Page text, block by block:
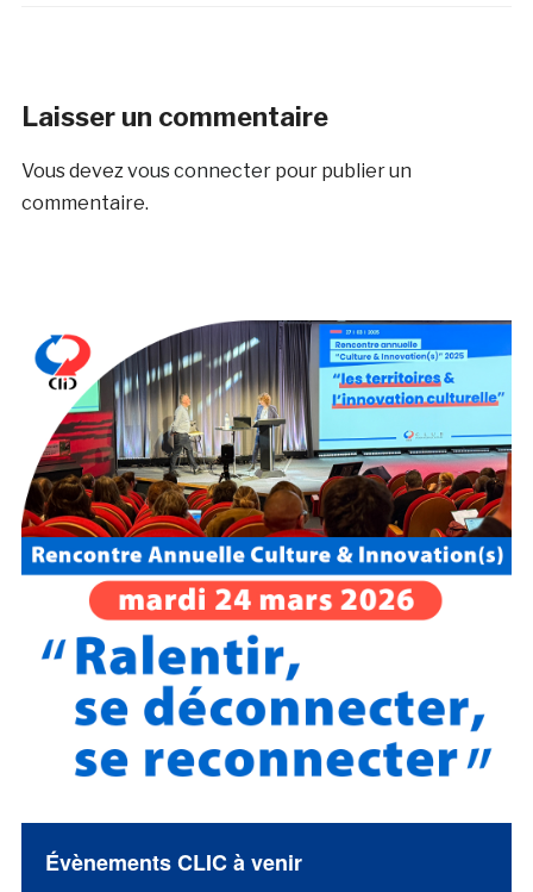
Laisser un commentaire
Vous devezvous connecterpour publier un
commentaire.
Évènements CLIC à venir